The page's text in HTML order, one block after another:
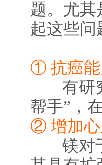
题。尤其
起这些问
① 抗癌
有研
帮手”，
② 增加心
镁对